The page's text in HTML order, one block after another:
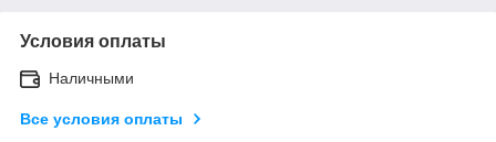
Условия оплаты
Наличными
Все условия оплаты